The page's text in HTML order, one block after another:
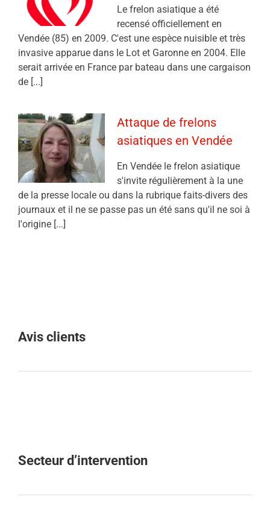
Le frelon asiatique a été
recensé officiellement en
Vendée (85) en 2009. C'est une espèce nuisible et très
invasive apparue dans le Lot et Garonne en 2004. Elle
serait arrivée en France par bateau dans une cargaison
de [...]
Attaque de frelons
asiatiques en Vendée
En Vendée le frelon asiatique
s'invite régulièrement à la une
de la presse locale ou dans la rubrique faits-divers des
journaux et il ne se passe pas un été sans qu'il ne soi à
l'origine [...]
Avis clients
Secteur d’intervention